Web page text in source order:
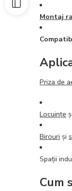
Montaj
Priza de
Locuințe
Birouri și
Spații
Cum